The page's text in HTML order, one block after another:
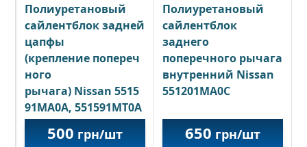
Полиуретановый
сайлентблок задней
цапфы
(крепление попереч
ного
рычага) Nissan 5515
91MA0A, 551591MT0A
500 грн/шт
Полиуретановый
сайлентблок
заднего
поперечного рычага
внутренний Nissan
551201MA0C
650 грн/шт